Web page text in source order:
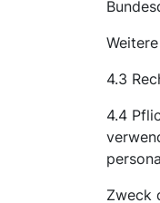
4.3
4.4
Zweck